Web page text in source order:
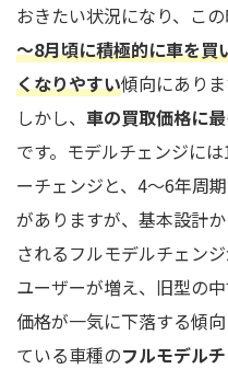
おきたい状況になり、こ
～8月頃に積極的に車を買
くなりやすい傾向にありま
しかし、 車の買取価格に
です。モデルチェンジに
ーチェンジと、4～6年周
がありますが、基本設計
されるフルモデルチェン
ユーザーが増え、旧型の
価格が一気に下落する傾
ている車種のフルモデル